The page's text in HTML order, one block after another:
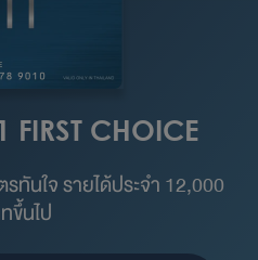
CHOICE
ทันใจ รายได้ประจำ 12,000
ขึ้นไป